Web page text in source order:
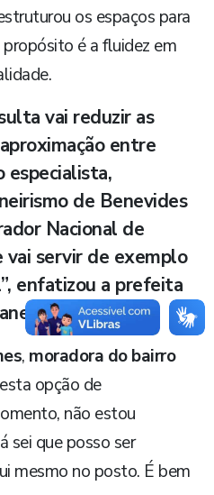
os espaços para
é a fluidez em
vai reduzir as
entre
especialista,
de Benevides
Nacional de
vai servir de exemplo
enfatizou a prefeita
Solon.
, moradora do bairro
opção de
não estou
sei que posso ser
mesmo no posto. É bem